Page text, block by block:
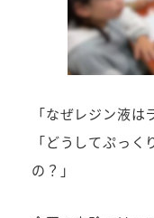
「なぜレジン液は
「どうしてぷっ
の？」